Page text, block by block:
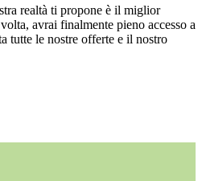
realtà ti propone è il miglior
avrai finalmente pieno accesso a
tutte le nostre offerte e il nostro